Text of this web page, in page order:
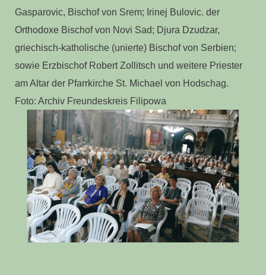
Gasparovic, Bischof von Srem; Irinej Bulovic. der
Orthodoxe Bischof von Novi Sad; Djura Dzudzar,
griechisch-katholische (unierte) Bischof von Serbien;
sowie Erzbischof Robert Zollitsch und weitere Priester
am Altar der Pfarrkirche St. Michael von Hodschag.
Foto: Archiv Freundeskreis Filipowa